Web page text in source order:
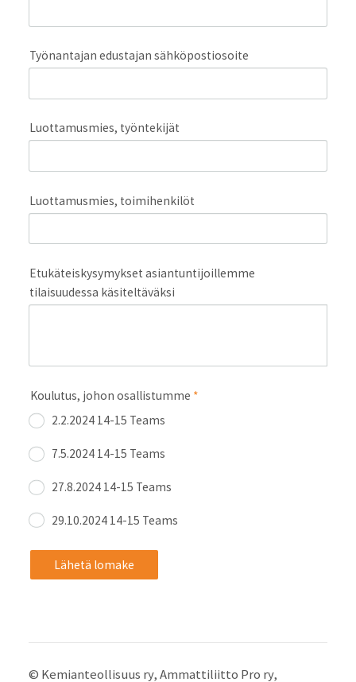
Työnantajan edustajan sähköpostiosoite
Luottamusmies, työntekijät
Luottamusmies, toimihenkilöt
Etukäteiskysymykset asiantuntijoillemme
tilaisuudessa käsiteltäväksi
Koulutus, johon osallistumme *
2.2.2024 14-15 Teams
7.5.2024 14-15 Teams
27.8.2024 14-15 Teams
29.10.2024 14-15 Teams
Lähetä lomake
© Kemianteollisuus ry, Ammattiliitto Pro ry,